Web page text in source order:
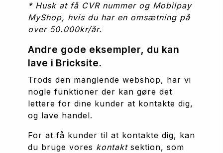
* Husk at få CVR nummer og Mobilpay
MyShop, hvis du har en omsætning på
over 50.000kr/år.
Andre gode eksempler, du kan
lave i Bricksite.
Trods den manglende webshop, har vi
nogle funktioner der kan gøre det
lettere for dine kunder at kontakte dig,
og lave handel.
For at få kunder til at kontakte dig, kan
du bruge vores kontakt sektion, som